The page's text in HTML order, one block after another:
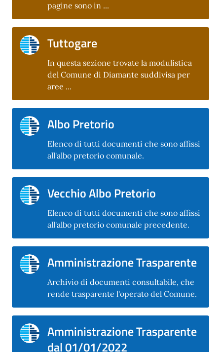
pagine sono in ...
Tuttogare
In questa sezione trovate la modulistica
del Comune di Diamante suddivisa per
aree ...
Albo Pretorio
Elenco di tutti documenti che sono affissi
all'albo pretorio comunale.
Vecchio Albo Pretorio
Elenco di tutti documenti che sono affissi
all'albo pretorio comunale precedente.
Amministrazione Trasparente
Archivio di documenti consultabile, che
rende trasparente l'operato del Comune.
Amministrazione Trasparente
dal 01/01/2022